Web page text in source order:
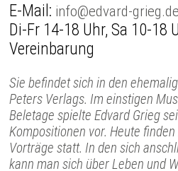
E-Mail: info@edvard-grieg.de
Di-Fr 14-18 Uhr, Sa 10-18
Vereinbarung
Sie befindet sich in den
Peters Verlags. Im einstigen
Beletage spielte Edvard Grieg
Kompositionen vor. Heute
Vorträge statt. In den sich
kann man sich über Leben und